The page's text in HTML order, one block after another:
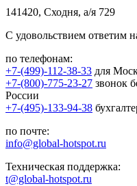
141420, Сходня, а/я 729
С удовольствием ответим
по телефонам:
+7-(499)-112-38-33 для
+7-(800)-775-23-27 звонок
России
+7-(495)-133-94-38
по почте:
info@global-hotspot.ru
Техническая поддержка:
t@global-hotspot.ru